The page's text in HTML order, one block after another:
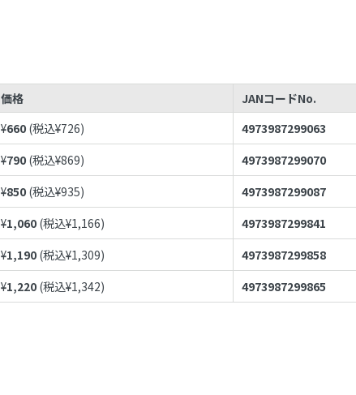
価格
JANコードNo.
¥660 (税込¥726)
4973987299063
¥790 (税込¥869)
4973987299070
¥850 (税込¥935)
4973987299087
¥1,060 (税込¥1,166)
4973987299841
¥1,190 (税込¥1,309)
4973987299858
¥1,220 (税込¥1,342) 4973987299865